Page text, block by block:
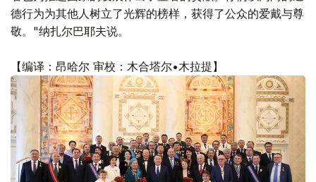
德行为为其他人树立了光辉的榜样，获得了公众的爱戴与尊
敬。"纳扎尔巴耶夫说。
【编译：昂哈尔 审校：木合塔尔•木拉提】